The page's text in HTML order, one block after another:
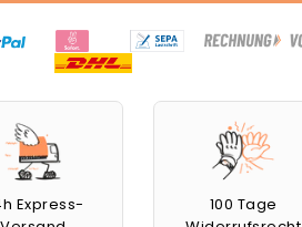
Express-
100 Tage